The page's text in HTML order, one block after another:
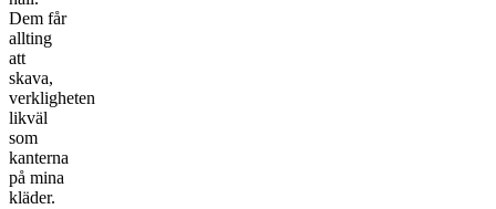
Dem får
allting
att
skava,
verkligheten
likväl
som
kanterna
på mina
kläder.